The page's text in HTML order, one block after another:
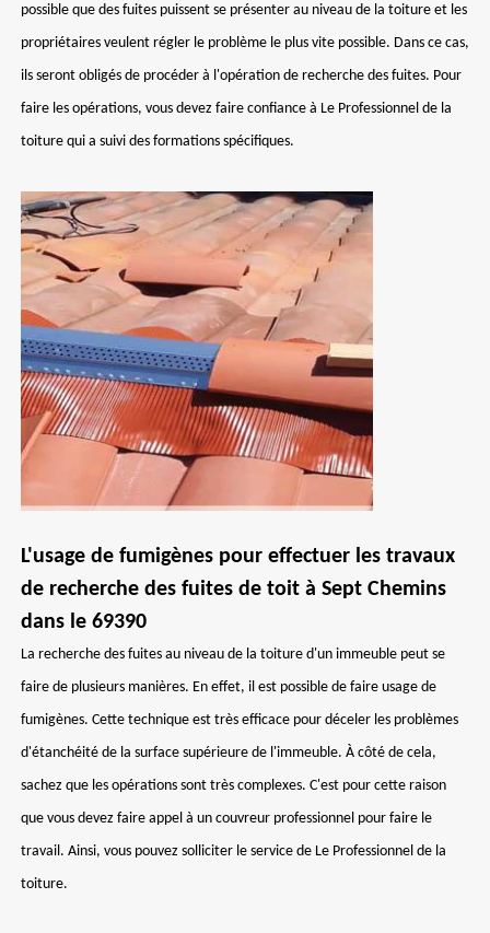
possible que des fuites puissent se présenter au niveau de la toiture et les
propriétaires veulent régler le problème le plus vite possible. Dans ce cas,
ils seront obligés de procéder à l'opération de recherche des fuites. Pour
faire les opérations, vous devez faire confiance à Le Professionnel de la
toiture qui a suivi des formations spécifiques.
L'usage de fumigènes pour effectuer les travaux
de recherche des fuites de toit à Sept Chemins
dans le 69390
La recherche des fuites au niveau de la toiture d'un immeuble peut se
faire de plusieurs manières. En effet, il est possible de faire usage de
fumigènes. Cette technique est très efficace pour déceler les problèmes
d'étanchéité de la surface supérieure de l'immeuble. À côté de cela,
sachez que les opérations sont très complexes. C'est pour cette raison
que vous devez faire appel à un couvreur professionnel pour faire le
travail. Ainsi, vous pouvez solliciter le service de Le Professionnel de la
toiture.